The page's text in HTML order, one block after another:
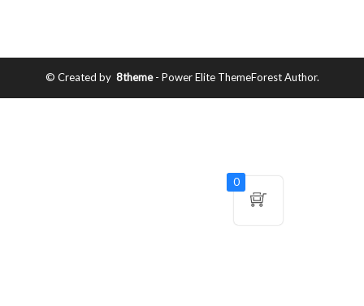
© Created by 8theme- Power Elite ThemeForest Author.
0